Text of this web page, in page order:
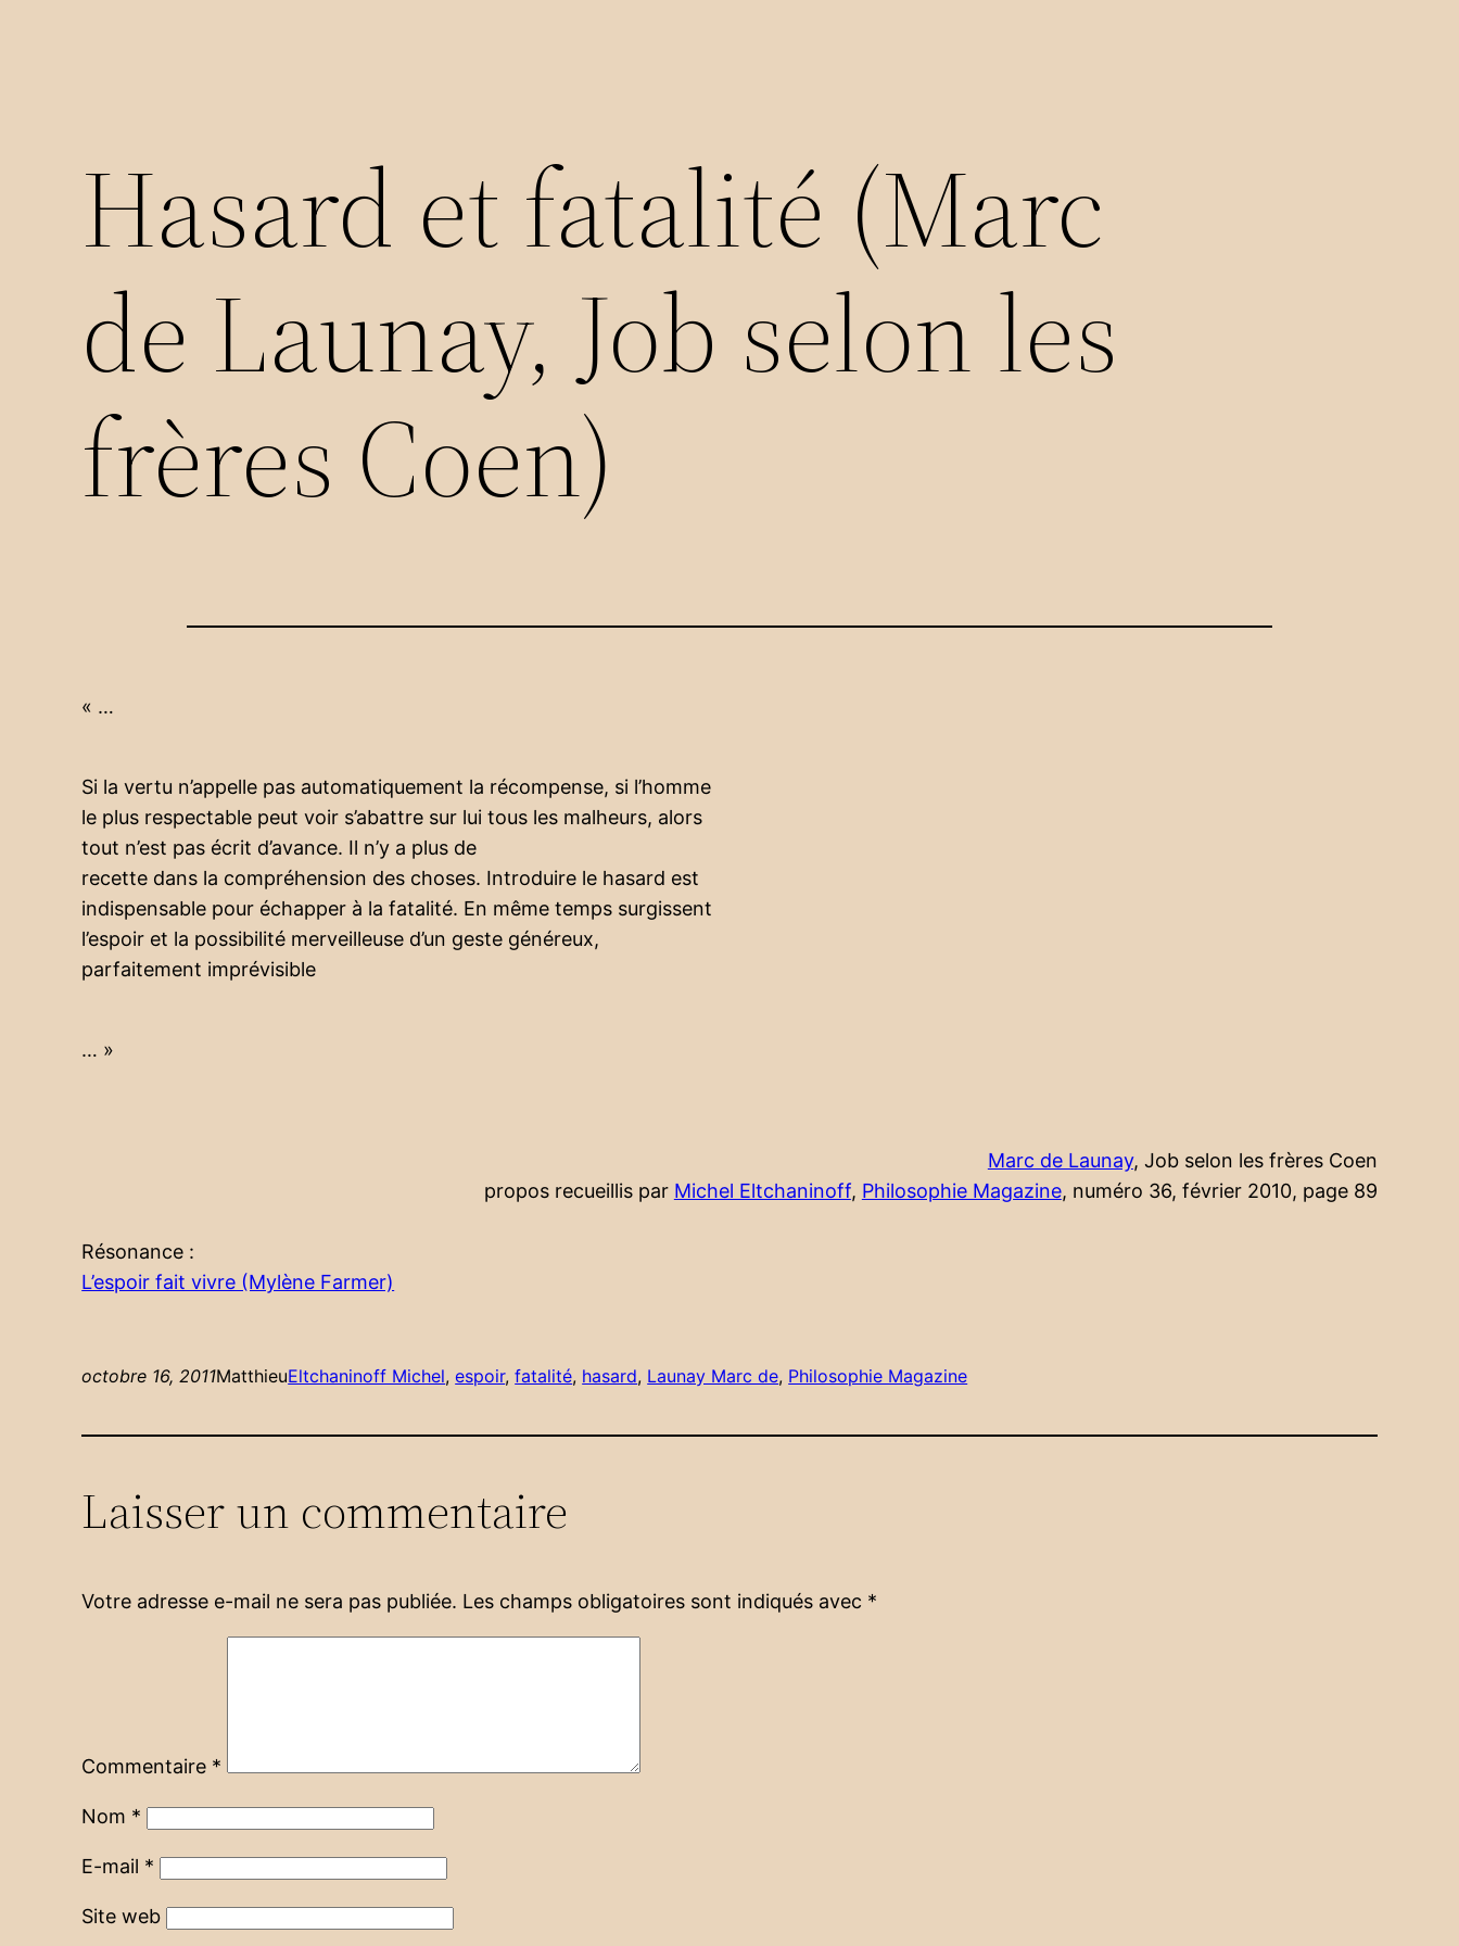
Hasard et fatalité (Marc
de Launay, Job selon les
frères Coen)
« …
Si la vertu n’appelle pas automatiquement la récompense, si l’homme
le plus respectable peut voir s’abattre sur lui tous les malheurs, alors
tout n’est pas écrit d’avance. Il n’y a plus de
recette dans la compréhension des choses. Introduire le hasard est
indispensable pour échapper à la fatalité. En même temps surgissent
l’espoir et la possibilité merveilleuse d’un geste généreux,
parfaitement imprévisible
… »
Marc de Launay, Job selon les frères Coen
propos recueillis par Michel Eltchaninoff, Philosophie Magazine, numéro 36, février 2010, page 89
Résonance :
L’espoir fait vivre (Mylène Farmer)
octobre 16, 2011MatthieuEltchaninoff Michel, espoir, fatalité, hasard, Launay Marc de, Philosophie Magazine
Laisser un commentaire
Votre adresse e-mail ne sera pas publiée. Les champs obligatoires sont indiqués avec *
Commentaire *
Nom *
E-mail *
Site web